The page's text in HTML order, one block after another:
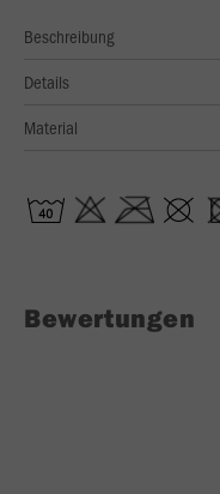
Beschreibung
Details
Material
Bewertungen